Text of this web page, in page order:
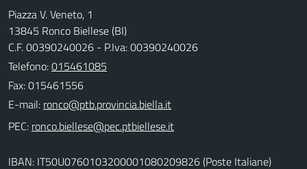
Piazza V. Veneto, 1
13845 Ronco Biellese (BI)
C.F. 00390240026 - P.Iva: 00390240026
Telefono:015461085
Fax: 015461556
E-mail:
PEC:
IBAN: IT50U0760103200001080209826 (Poste Italiane)